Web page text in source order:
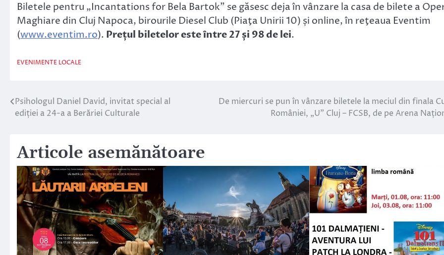
Biletele pentru „Incantations for Bela Bartok” se găsesc deja în vânzare la casa de bilete a
Maghiare din Cluj Napoca, birourile Diesel Club (Piaţa Unirii 10) și online, în reţeaua Eventim
(www.eventim.ro). Prețul biletelor este între 27 și 98 de lei.
EVENIMENTE LOCALE
Navigare
Psihologul Daniel David, invitat special al
ediției a 24-a a Berăriei Culturale
De miercuri se pun în vânzare biletele la meciul din finala
României, „U” Cluj – FCSB, de pe Arena
Articole asemănătoare